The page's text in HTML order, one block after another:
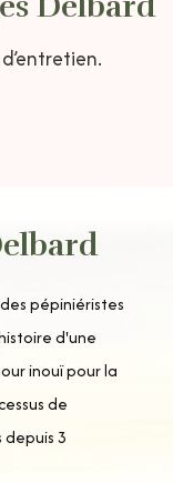
pépiniéristes
d'une
inouï pour la
de
3